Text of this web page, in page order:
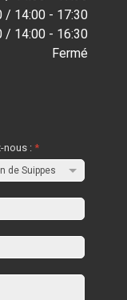
/ 14:00 - 17:30
/ 14:00 - 16:30
Fermé
nous :*